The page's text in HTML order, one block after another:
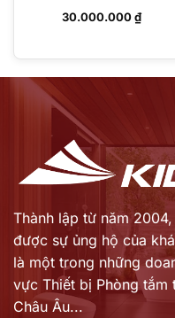
30.000.000₫
Thành lập từ năm
được sự ủng hộ của
là một trong những
vực Thiết bị Phòng tắm
Châu Âu...